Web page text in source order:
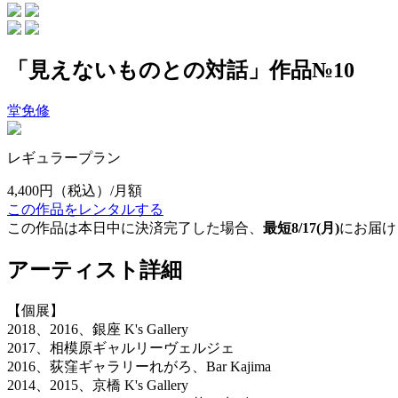
「見えないものとの対話」作品№10
堂免修
レギュラープラン
4,400円
（税込）/月額
この作品をレンタルする
この作品は本日中に決済完了した場合、 最短8/17(月)にお届
アーティスト詳細
【個展】
2018、2016、銀座 K's Gallery
2017、相模原ギャルリーヴェルジェ
2016、荻窪ギャラリーれがろ、Bar Kajima
2014、2015、京橋 K's Gallery